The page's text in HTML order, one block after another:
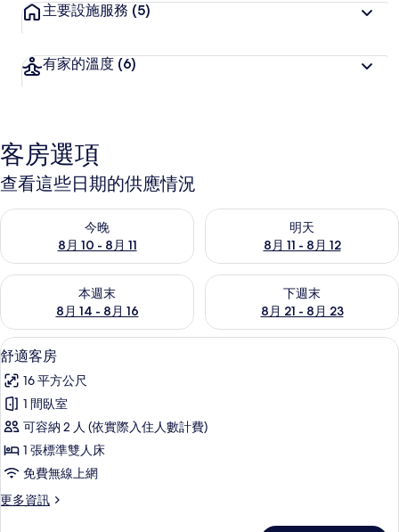
主要設施服務 (5)
有家的溫度 (6)
客房選項
查看這些日期的供應情況
今晚
8月 10 - 8月 11
查看今晚 (8月 10 - 8月 11) 的供應情況
明天
8月 11 - 8月 12
查看明天 (8月 11 - 8月 12) 的供
本週末
8月 14 - 8月 16
查看本週末 (8月 14 - 8月 16) 的供應情況
下週末
8月 21 - 8月 23
查看下週末 (8月 21 - 8月 23)
顯
示
舒
適
客
房
所
舒適客房 | 羽絨被、迷你吧、客房內保
8
舒適客房
16 平方公尺
1 間臥室
可容納 2 人 (依實際入住人數計費)
1 張標準雙人床
免費無線上網
更多資訊
更